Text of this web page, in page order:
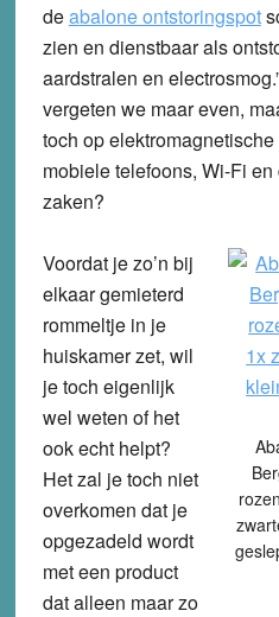
deabalone ontstoringspot
zien en dienstbaar als
aardstralen en
vergeten we maar even,
toch op
mobiele telefoons, Wi-Fi
zaken?
Voordat je zo’n bij
elkaar gemieterd
rommeltje in je
huiskamer zet, wil
je toch eigenlijk
wel weten of het
ook echt helpt?
Het zal je toch niet
overkomen dat je
opgezadeld wordt
met een product
dat alleen maar zo